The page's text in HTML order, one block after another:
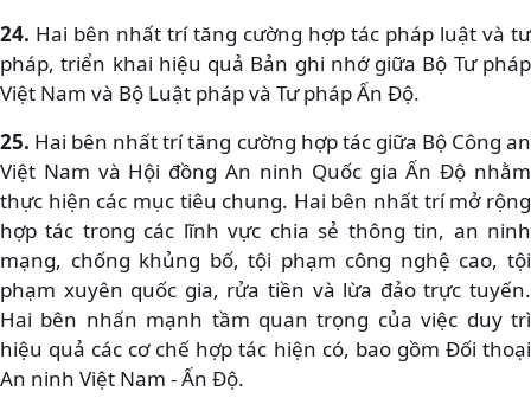
24. Hai bên nhất trí tăng cường hợp tác pháp luật và tư
pháp, triển khai hiệu quả Bản ghi nhớ giữa Bộ Tư pháp
Việt Nam và Bộ Luật pháp và Tư pháp Ấn Độ.
25. Hai bên nhất trí tăng cường hợp tác giữa Bộ Công an
Việt Nam và Hội đồng An ninh Quốc gia Ấn Độ nhằm
thực hiện các mục tiêu chung. Hai bên nhất trí mở rộng
hợp tác trong các lĩnh vực chia sẻ thông tin, an ninh
mạng, chống khủng bố, tội phạm công nghệ cao, tội
phạm xuyên quốc gia, rửa tiền và lừa đảo trực tuyến.
Hai bên nhấn mạnh tầm quan trọng của việc duy trì
hiệu quả các cơ chế hợp tác hiện có, bao gồm Đối thoại
An ninh Việt Nam - Ấn Độ.